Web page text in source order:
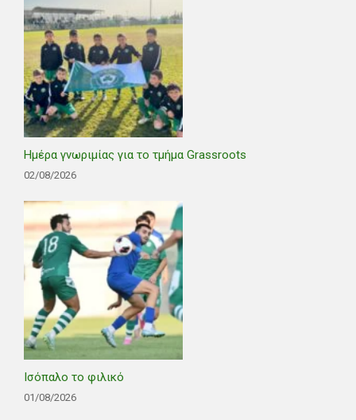
Ημέρα γνωριμίας για το τμήμα Grassroots
02/08/2026
Ισόπαλο το φιλικό
01/08/2026